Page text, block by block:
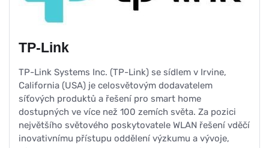
TP-Link
TP-Link Systems Inc. (TP-Link) se sídlem v Irvine,
California (USA) je celosvětovým dodavatelem
síťových produktů a řešení pro smart home
dostupných ve více než 100 zemích světa. Za pozici
největšího světového poskytovatele WLAN řešení vděčí
inovativnímu přístupu oddělení výzkumu a vývoje,